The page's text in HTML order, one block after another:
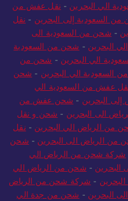
الي البحرين - نقل عفش من
السعودية إلى البحرين - نقل
- شحن من السعودية الى
البحرين - شحن من السعودية
الي البحرين - شحن من
السعودية الي البحرين - شحن
عفش من السعودية الي
البحرين - شحن عفش من
الى البحرين - شحن و نقل
من الرياض الي البحرين - نقل
من الرياض الى البحرين - شحن
شركة شحن من الرياض الي
- شحن من الرياض الي
- شركة شحن من الرياض
البحرين - شحن من جدة الي